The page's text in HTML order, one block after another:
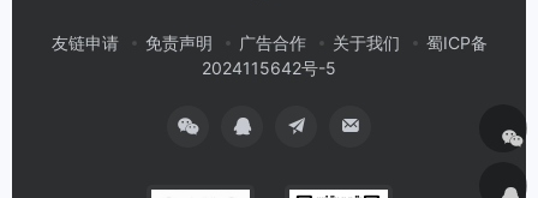
友链申请 免责声明 广告合作 关于我们
蜀ICP备
2024115642号-5